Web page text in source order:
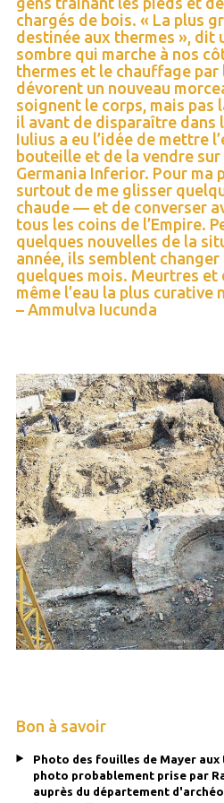
chargés de bois. « La plus
destinée aux thermes », dit
sombre qui marche à nos
thermes et le chauffage par
dévorent un nouveau
soignent le corps, mais pas
il avant de disparaître dans
Iulius a eu l’idée de mettre
bouteille et de la vendre sur
Germania Inferior. Pour ma
surtout de me glisser
chaude — et de converser
tous les coins de l’Empire.
quelques nouvelles de la
année, ils semblent changer
quelques mois. Meurtres
même l’eau la plus curative
– Ammulva Iucunda
Bon à savoir
Photo des fouilles de Mayer aux
photo probablement prise par
auprès du département